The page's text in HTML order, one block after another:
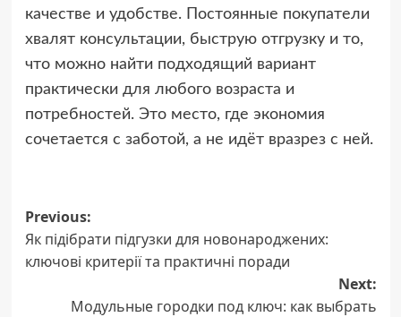
качестве и удобстве. Постоянные покупатели
хвалят консультации, быструю отгрузку и то,
что можно найти подходящий вариант
практически для любого возраста и
потребностей. Это место, где экономия
сочетается с заботой, а не идёт вразрез с ней.
Post
navigation
Previous:
Як підібрати підгузки для новонароджених:
ключові критерії та практичні поради
Next:
Модульные городки под ключ: как выбрать